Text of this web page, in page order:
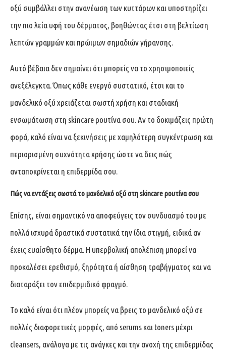
οξύ συμβάλλει στην ανανέωση των κυττάρων και υποστηρίζει
την πιο λεία υφή του δέρματος, βοηθώντας έτσι στη βελτίωση
λεπτών γραμμών και πρώιμων σημαδιών γήρανσης.
Αυτό βέβαια δεν σημαίνει ότι μπορείς να το χρησιμοποιείς
ανεξέλεγκτα. Όπως κάθε ενεργό συστατικό, έτσι και το
μανδελικό οξύ χρειάζεται σωστή χρήση και σταδιακή
ενσωμάτωση στη skincare ρουτίνα σου. Αν το δοκιμάζεις πρώτη
φορά, καλό είναι να ξεκινήσεις με χαμηλότερη συγκέντρωση και
περιορισμένη συχνότητα χρήσης ώστε να δεις πώς
ανταποκρίνεται η επιδερμίδα σου.
Πώς να εντάξεις σωστά το μανδελικό οξύ στη skincare ρουτίνα σου
Επίσης, είναι σημαντικό να αποφεύγεις τον συνδυασμό του με
πολλά ισχυρά δραστικά συστατικά την ίδια στιγμή, ειδικά αν
έχεις ευαίσθητο δέρμα. Η υπερβολική απολέπιση μπορεί να
προκαλέσει ερεθισμό, ξηρότητα ή αίσθηση τραβήγματος και να
διαταράξει τον επιδερμιδικό φραγμό.
Το καλό είναι ότι πλέον μπορείς να βρεις το μανδελικό οξύ σε
πολλές διαφορετικές μορφές, από serums και toners μέχρι
cleansers, ανάλογα με τις ανάγκες και την ανοχή της επιδερμίδας